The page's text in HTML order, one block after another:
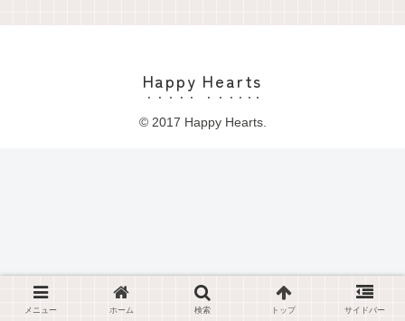
Happy Hearts
© 2017 Happy Hearts.
メニュー ホーム 検索 トップ サイドバー